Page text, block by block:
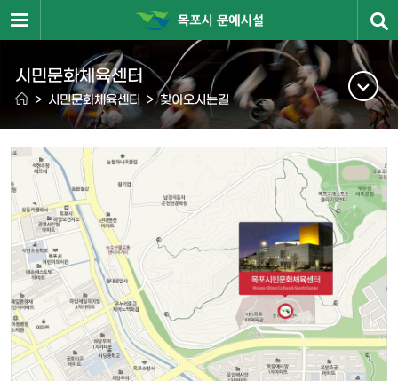
시민문화체육센터
> 시민문화체육센터 > 찾아오시는길